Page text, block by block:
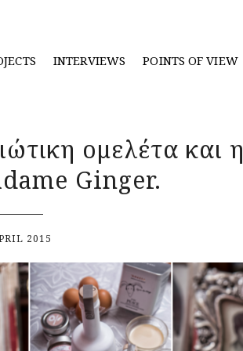
INTERVIEWS POINTS OF VIEW
ομελέτα και η
Ginger.
2015